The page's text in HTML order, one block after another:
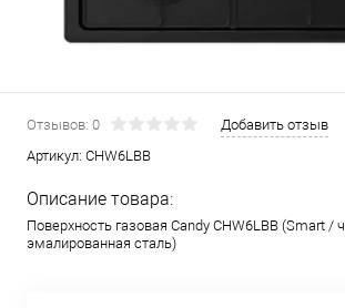
Отзывов: 0
Добавить отзыв
Артикул: CHW6LBB
Описание товара:
Поверхность газовая Candy CHW6LBB (Smart /
эмалированная сталь)